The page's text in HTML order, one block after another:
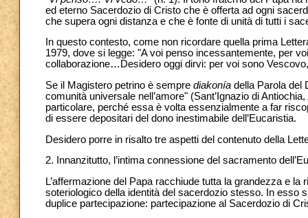
ed eterno Sacerdozio di Cristo che è offerta ad ogni
che supera ogni distanza e che è fonte di unità di tutti i
In questo contesto, come non ricordare quella prima
1979, dove si legge: "A voi penso incessantemente, per
collaborazione…Desidero oggi dirvi: per voi sono
Se il Magistero petrino è sempre diakonía della Parola del
comunità universale nell’amore" (Sant’Ignazio di Antiochia,
particolare, perché essa è volta essenzialmente a far
di essere depositari del dono inestimabile dell’Eucaristia.
Desidero porre in risalto tre aspetti del contenuto della
2. Innanzitutto, l’intima connessione del sacramento
L’affermazione del Papa racchiude tutta la grandezza e
soteriologico della identità del sacerdozio stesso. In esso
duplice partecipazione: partecipazione al Sacerdozio di